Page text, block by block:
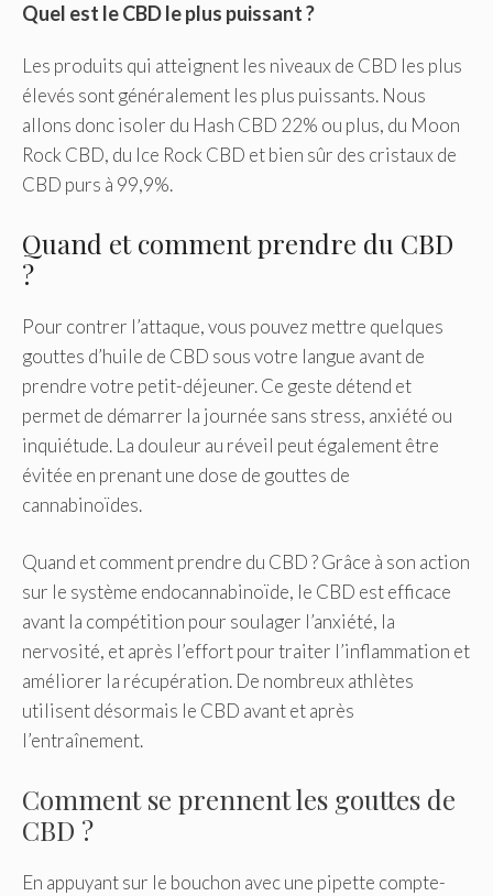
Quel est le CBD le plus puissant ?
Les produits qui atteignent les niveaux de CBD les plus
élevés sont généralement les plus puissants. Nous
allons donc isoler du Hash CBD 22% ou plus, du Moon
Rock CBD, du Ice Rock CBD et bien sûr des cristaux de
CBD purs à 99,9%.
Quand et comment prendre du CBD
?
Pour contrer l’attaque, vous pouvez mettre quelques
gouttes d’huile de CBD sous votre langue avant de
prendre votre petit-déjeuner. Ce geste détend et
permet de démarrer la journée sans stress, anxiété ou
inquiétude. La douleur au réveil peut également être
évitée en prenant une dose de gouttes de
cannabinoïdes.
Quand et comment prendre du CBD ? Grâce à son action
sur le système endocannabinoïde, le CBD est efficace
avant la compétition pour soulager l’anxiété, la
nervosité, et après l’effort pour traiter l’inflammation et
améliorer la récupération. De nombreux athlètes
utilisent désormais le CBD avant et après
l’entraînement.
Comment se prennent les gouttes de
CBD ?
En appuyant sur le bouchon avec une pipette compte-